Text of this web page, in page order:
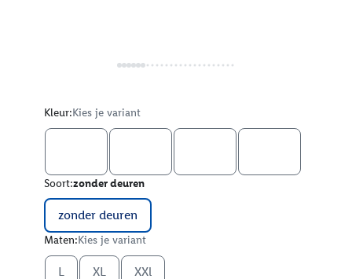
Kleur:Kies je variant
Soort:zonder deuren
zonder deuren
Maten:Kies je variant
L XL XXl